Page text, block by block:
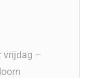
vrijdag –